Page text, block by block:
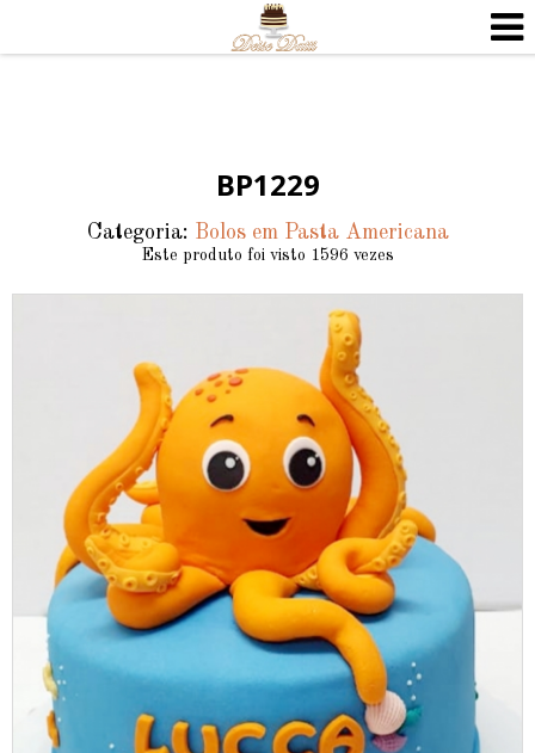
BP1229
Categoria: Bolos em Pasta Americana
Este produto foi visto 1596 vezes